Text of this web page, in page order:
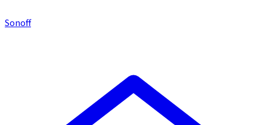
Sonoff